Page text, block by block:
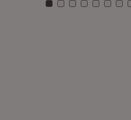
Zu Kachel: 0
Zu Kachel: 1
Zu Kachel:
ZuZuZu